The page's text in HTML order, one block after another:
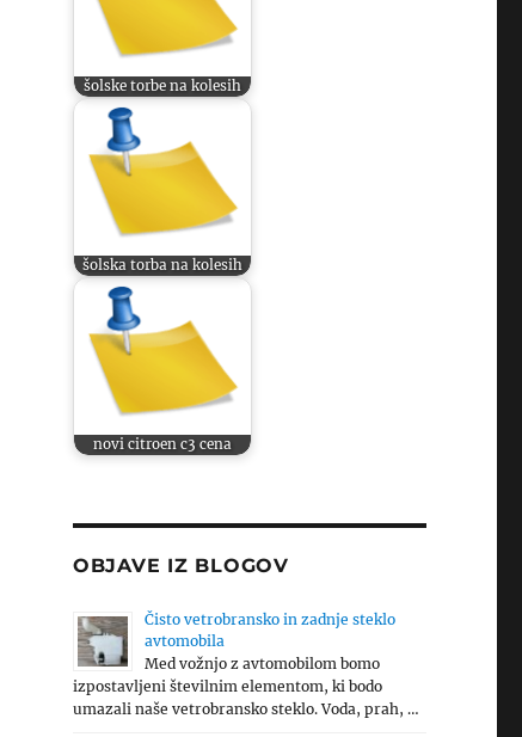
šolske torbe na kolesih
šolska torba na kolesih
novi citroen c3 cena
OBJAVE IZ BLOGOV
Čisto vetrobransko in zadnje steklo
avtomobila
Med vožnjo z avtomobilom bomo
izpostavljeni številnim elementom, ki bodo
umazali naše vetrobransko steklo. Voda, prah, …